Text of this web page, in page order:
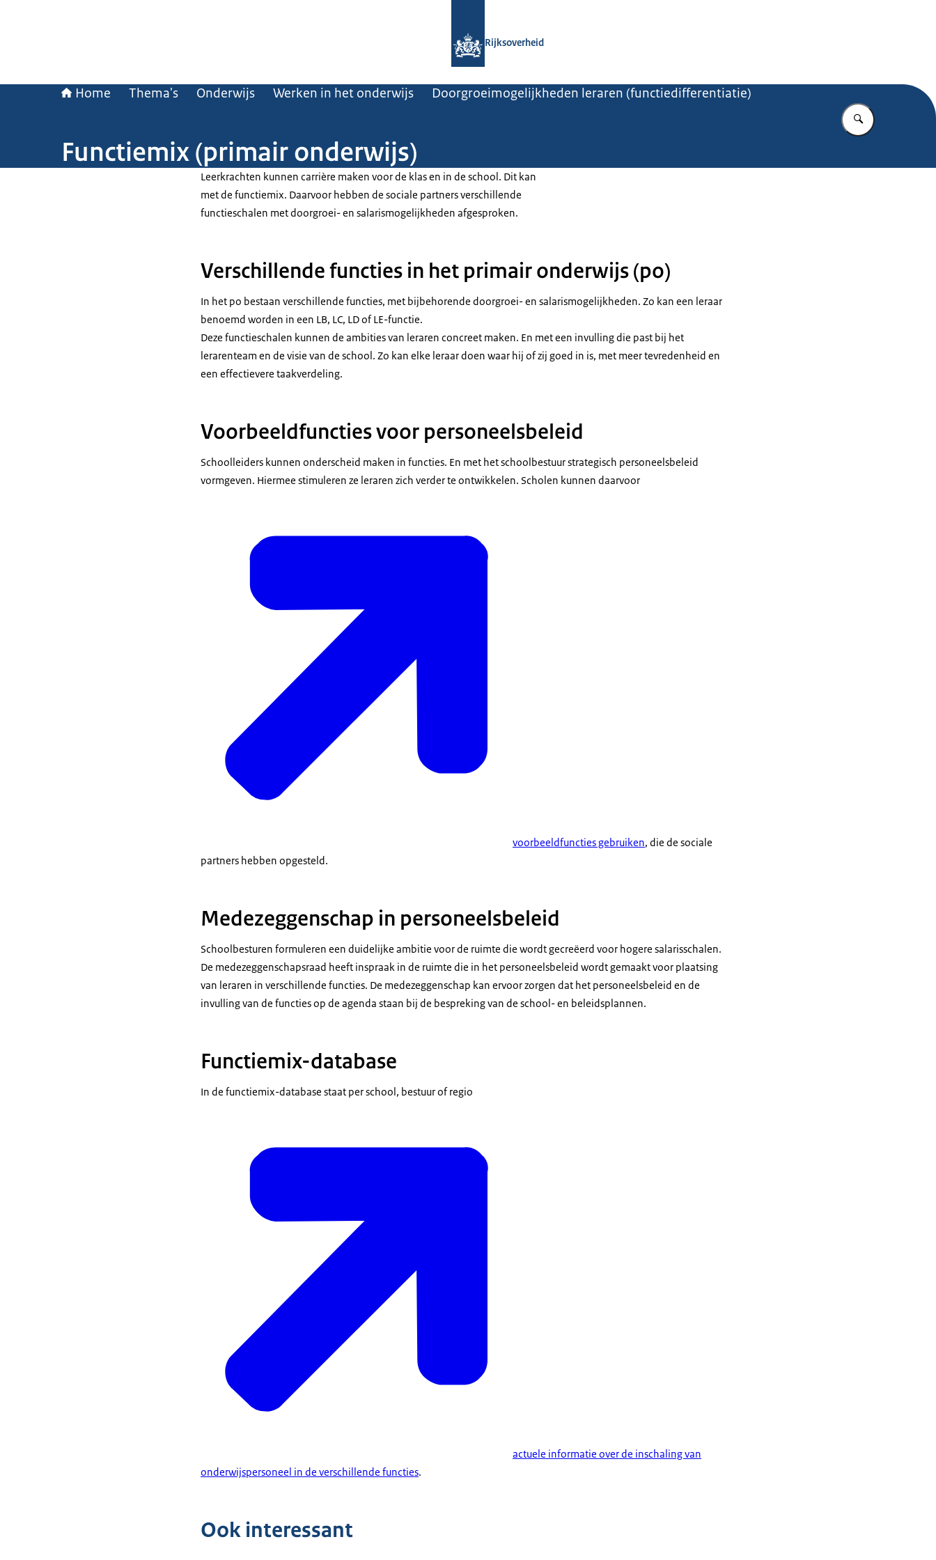
Rijksoverheid
Home Thema's Onderwijs Werken in het onderwijs Doorgroeimogelijkheden leraren (functiedifferentiatie)
Vul in wat u
Functiemix (primair onderwijs)
Leerkrachten kunnen carrière maken voor de klas en in de school. Dit kan
met de functiemix. Daarvoor hebben de sociale partners verschillende
functieschalen met doorgroei- en salarismogelijkheden afgesproken.
Verschillende functies in het primair onderwijs (po)
In het po bestaan verschillende functies, met bijbehorende doorgroei- en salarismogelijkheden. Zo kan een leraar
benoemd worden in een LB, LC, LD of LE-functie.
Deze functieschalen kunnen de ambities van leraren concreet maken. En met een invulling die past bij het
lerarenteam en de visie van de school. Zo kan elke leraar doen waar hij of zij goed in is, met meer tevredenheid en
een effectievere taakverdeling.
Voorbeeldfuncties voor personeelsbeleid
Schoolleiders kunnen onderscheid maken in functies. En met het schoolbestuur strategisch personeelsbeleid
vormgeven. Hiermee stimuleren ze leraren zich verder te ontwikkelen. Scholen kunnen daarvoor
voorbeeldfuncties gebruiken, die de sociale
partners hebben opgesteld.
Medezeggenschap in personeelsbeleid
Schoolbesturen formuleren een duidelijke ambitie voor de ruimte die wordt gecreëerd voor hogere salarisschalen.
De medezeggenschapsraad heeft inspraak in de ruimte die in het personeelsbeleid wordt gemaakt voor plaatsing
van leraren in verschillende functies. De medezeggenschap kan ervoor zorgen dat het personeelsbeleid en de
invulling van de functies op de agenda staan bij de bespreking van de school- en beleidsplannen.
Functiemix-database
In de functiemix-database staat per school, bestuur of regio
actuele informatie over de inschaling van
onderwijspersoneel in de verschillende functies.
Ook interessant